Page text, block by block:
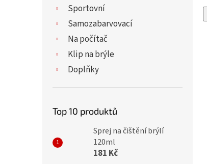
Sportovní
Samozabarvovací
Na počítač
Klip na brýle
Doplňky
Top 10 produktů
Sprej na čištění brýlí
120ml
181 Kč